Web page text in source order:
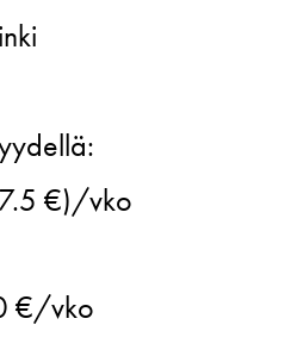
€)/vko
€/vko